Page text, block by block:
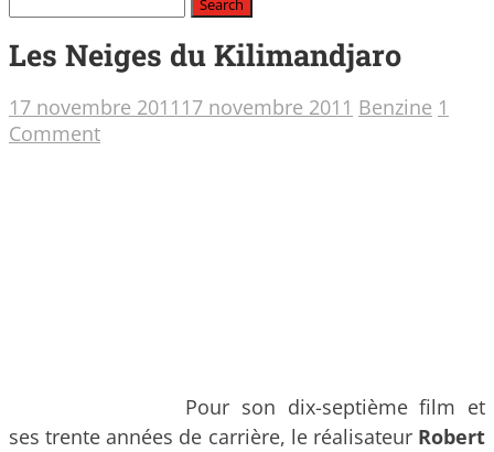
Les Neiges du Kilimandjaro
17 novembre 2011 17 novembre 2011 Benzine 1
Comment
Pour son dix-septième film et
ses trente années de carrière, le réalisateur Robert